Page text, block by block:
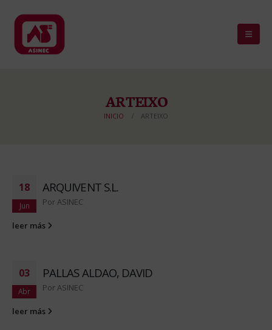
ARTEIXO
INICIO ARTEIXO
18
Jun
ARQUIVENT S.L.
PorASINEC
leer más
03
Abr
PALLAS ALDAO, DAVID
PorASINEC
leer más